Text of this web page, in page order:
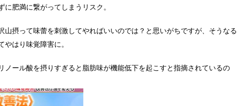
肥満に繋がってしまうリスク。
山摂って味蕾を刺激してやればいいのでは？と思いがちですが、そうなる
はり味覚障害に。
ノール酸を摂りすぎると脂肪味が機能低下を起こすと指摘されているの